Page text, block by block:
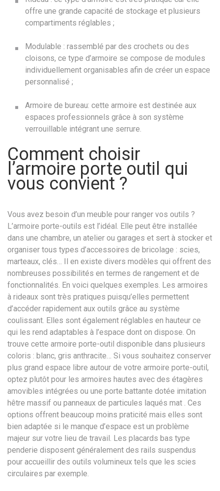
offre une grande capacité de stockage et plusieurs
compartiments réglables ;
Modulable : rassemblé par des crochets ou des
cloisons, ce type d’armoire se compose de modules
individuellement organisables afin de créer un espace
personnalisé ;
Armoire de bureau: cette armoire est destinée aux
espaces professionnels grâce à son système
verrouillable intégrant une serrure.
Comment choisir
l’armoire porte outil qui
vous convient ?
Vous avez besoin d’un meuble pour ranger vos outils ?
L’armoire porte-outils est l’idéal. Elle peut être installée
dans une chambre, un atelier ou garages et sert à stocker et
organiser tous types d’accessoires de bricolage : scies,
marteaux, clés… Il en existe divers modèles qui offrent des
nombreuses possibilités en termes de rangement et de
fonctionnalités. En voici quelques exemples. Les armoires
à rideaux sont très pratiques puisqu’elles permettent
d’accéder rapidement aux outils grâce au système
coulissant. Elles sont également réglables en hauteur ce
qui les rend adaptables à l’espace dont on dispose. On
trouve cette armoire porte-outil disponible dans plusieurs
coloris : blanc, gris anthracite… Si vous souhaitez conserver
plus grand espace libre autour de votre armoire porte-outil,
optez plutôt pour les armoires hautes avec des étagères
amovibles intégrées ou une porte battante dotée imitation
hêtre massif ou panneaux de particules laqués mat . Ces
options offrent beaucoup moins praticité mais elles sont
bien adaptée si le manque d’espace est un problème
majeur sur votre lieu de travail. Les placards bas type
penderie disposent généralement des rails suspendus
pour accueillir des outils volumineux tels que les scies
circulaires par exemple.